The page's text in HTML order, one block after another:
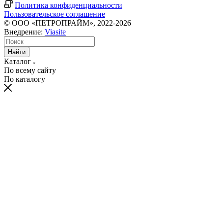
Политика конфиденциальности
Пользовательское соглашение
© ООО «ПЕТРОПРАЙМ», 2022-2026
Внедрение: Viasite
Найти
Каталог
По всему сайту
По каталогу